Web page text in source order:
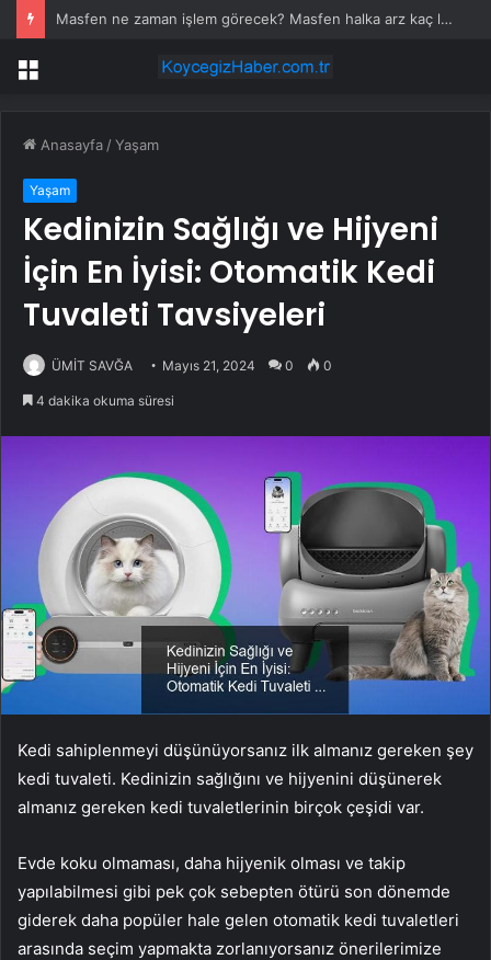
Masfen ne zaman işlem görecek? Masfen halka arz kaç lot verdi?
Menü
Anasayfa /Yaşam
Yaşam
Kedinizin Sağlığı ve Hijyeni
İçin En İyisi: Otomatik Kedi
Tuvaleti Tavsiyeleri
ÜMİT SAVĞA Mayıs 21, 2024 0 0
4 dakika okuma süresi
Kedi sahiplenmeyi düşünüyorsanız ilk almanız gereken şey
kedi tuvaleti. Kedinizin sağlığını ve hijyenini düşünerek
almanız gereken kedi tuvaletlerinin birçok çeşidi var.
Evde koku olmaması, daha hijyenik olması ve takip
yapılabilmesi gibi pek çok sebepten ötürü son dönemde
giderek daha popüler hale gelen otomatik kedi tuvaletleri
arasında seçim yapmakta zorlanıyorsanız önerilerimize